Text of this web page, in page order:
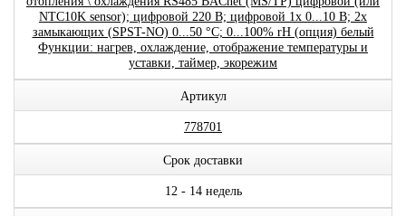
NTC10K sensor); цифровой 220 В; цифровой 1x 0...10 В; 2x
замыкающих (SPST-NO) 0...50 °C; 0...100% rH (опция) белый
Функции: нагрев, охлаждение, отображение температуры и
уставки, таймер, экорежим
Артикул
778701
Срок доставки
12 - 14 недель